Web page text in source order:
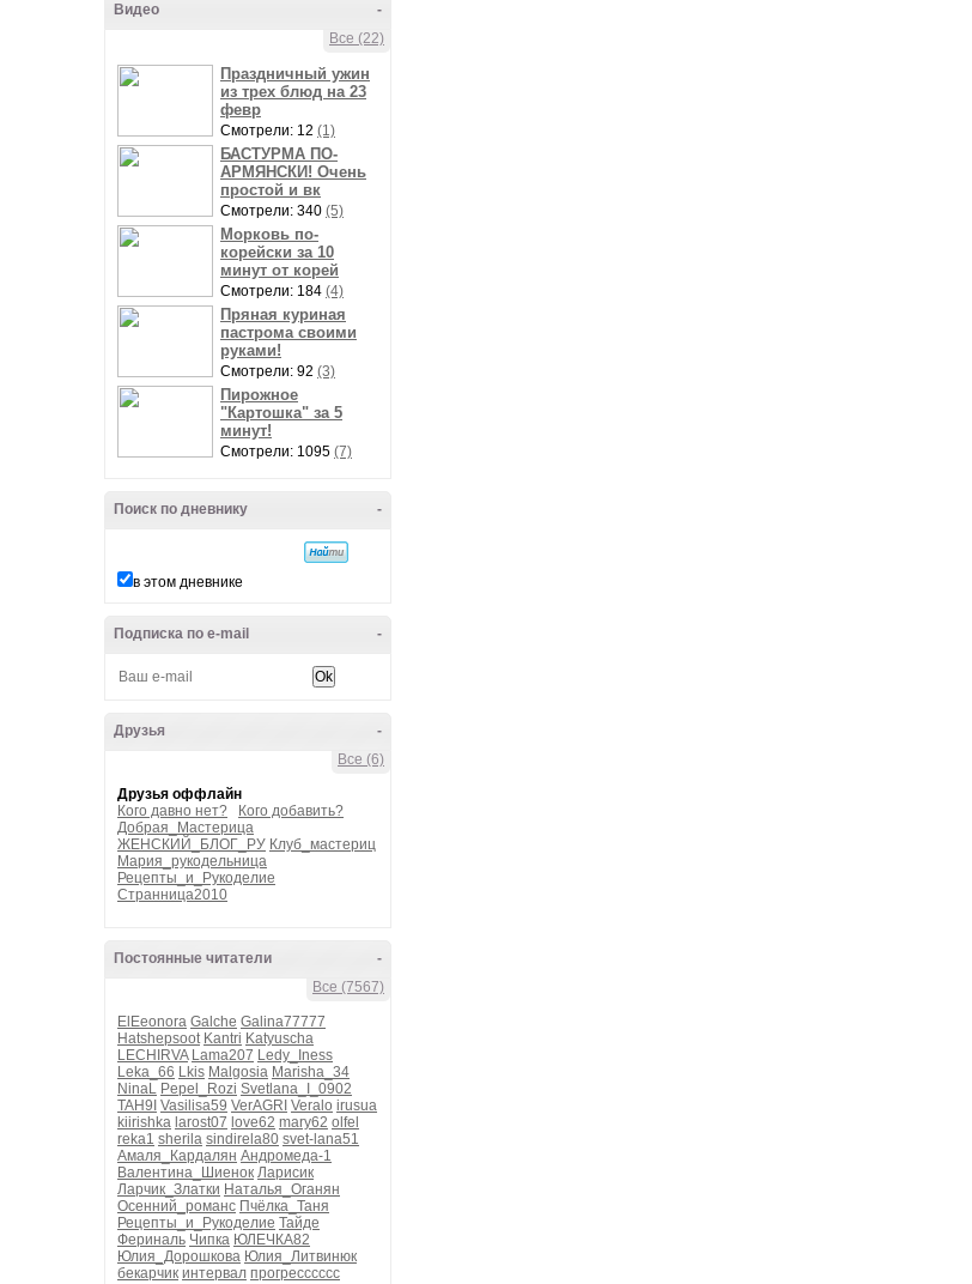
-
Видео
Все (22)
Праздничный ужин
из трех блюд на 23
февр
Смотрели: 12 (1)
БАСТУРМА ПО-
АРМЯНСКИ! Очень
простой и вк
Смотрели: 340 (5)
Морковь по-
корейски за 10
минут от корей
Смотрели: 184 (4)
Пряная куриная
пастрома своими
руками!
Смотрели: 92 (3)
Пирожное
"Картошка" за 5
минут!
Смотрели: 1095 (7)
-
Поиск по дневнику
в этом дневнике
-
Подписка по e-mail
-
Друзья
Все (6)
Друзья оффлайн
Кого давно нет?
Кого добавить?
Добрая_Мастерица
ЖЕНСКИЙ_БЛОГ_РУ Клуб_мастериц
Мария_рукодельница
Рецепты_и_Рукоделие
Странница2010
-
Постоянные читатели
Все (7567)
ElEeonora Galche Galina77777
Hatshepsoot Kantri Katyuscha
LECHIRVA Lama207 Ledy_Iness
Leka_66 Lkis Malgosia Marisha_34
NinaL Pepel_Rozi Svetlana_I_0902
TAH9I Vasilisa59 VerAGRI Veralo irusua
kiirishka larost07 love62 mary62 olfel
reka1 sherila sindirela80 svet-lana51
Амаля_Кардалян Андромеда-1
Валентина_Шиенок Ларисик
Ларчик_Златки Наталья_Оганян
Осенний_романс Пчёлка_Таня
Рецепты_и_Рукоделие Тайде
Фериналь Чипка ЮЛЕЧКА82
Юлия_Дорошкова Юлия_Литвинюк
бекарчик интервал прогресссссс